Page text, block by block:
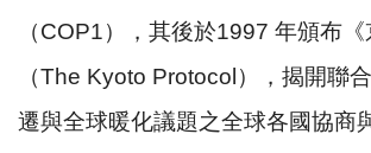
（COP1），其後於1997 年頒布《
（The Kyoto Protocol ），揭開聯
遷與全球暖化議題之全球各國協商